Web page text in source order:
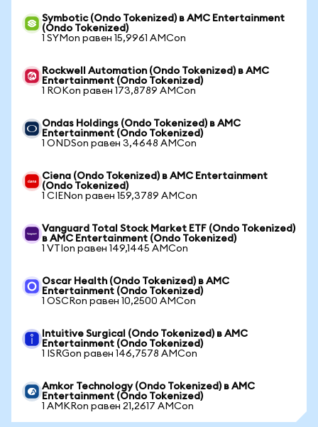
Symbotic (Ondo Tokenized) в AMC Entertainment
(Ondo Tokenized)
1 SYMon равен 15,9961 AMCon
Rockwell Automation (Ondo Tokenized) в AMC
Entertainment (Ondo Tokenized)
1 ROKon равен 173,8789 AMCon
Ondas Holdings (Ondo Tokenized) в AMC
Entertainment (Ondo Tokenized)
1 ONDSon равен 3,4648 AMCon
Ciena (Ondo Tokenized) в AMC Entertainment
(Ondo Tokenized)
1 CIENon равен 159,3789 AMCon
Vanguard Total Stock Market ETF (Ondo Tokenized)
в AMC Entertainment (Ondo Tokenized)
1 VTIon равен 149,1445 AMCon
Oscar Health (Ondo Tokenized) в AMC
Entertainment (Ondo Tokenized)
1 OSCRon равен 10,2500 AMCon
Intuitive Surgical (Ondo Tokenized) в AMC
Entertainment (Ondo Tokenized)
1 ISRGon равен 146,7578 AMCon
Amkor Technology (Ondo Tokenized) в AMC
Entertainment (Ondo Tokenized)
1 AMKRon равен 21,2617 AMCon